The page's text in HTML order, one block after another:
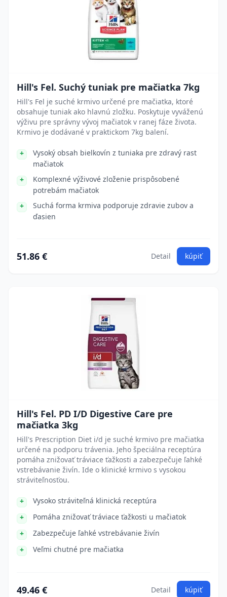
Hill's Fel. Suchý tuniak pre mačiatka 7kg
Hill's Fel je suché krmivo určené pre mačiatka, ktoré
obsahuje tuniak ako hlavnú zložku. Poskytuje vyváženú
výživu pre správny vývoj mačiatok v ranej fáze života.
Krmivo je dodávané v praktickom 7kg balení.
Vysoký obsah bielkovín z tuniaka pre zdravý rast
mačiatok
Komplexné výživové zloženie prispôsobené
potrebám mačiatok
Suchá forma krmiva podporuje zdravie zubov a
ďasien
51.86 € Detail kúpiť
Hill's Fel. PD I/D Digestive Care pre
mačiatka 3kg
Hill's Prescription Diet i/d je suché krmivo pre mačiatka
určené na podporu trávenia. Jeho špeciálna receptúra
pomáha znižovať tráviace ťažkosti a zabezpečuje ľahké
vstrebávanie živín. Ide o klinické krmivo s vysokou
stráviteľnosťou.
Vysoko stráviteľná klinická receptúra
Pomáha znižovať tráviace ťažkosti u mačiatok
Zabezpečuje ľahké vstrebávanie živín
Veľmi chutné pre mačiatka
49.46 € Detail kúpiť